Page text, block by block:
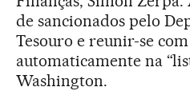
de sancionados pelo
Tesouro e reunir-se
automaticamente na
Washington.